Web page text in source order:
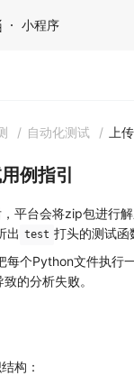
小程序
/ 自动化测试 / 上
例指引
平台会将zip包进行
出 test 打头的测试函
每个Python文件执行
的分析失败。
构：